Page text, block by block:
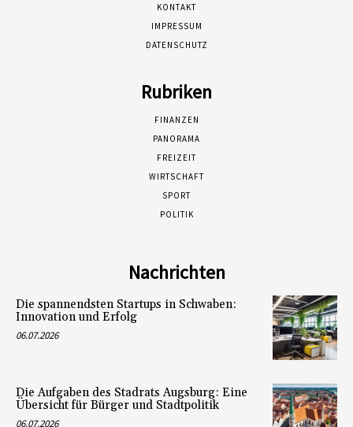
KONTAKT
IMPRESSUM
DATENSCHUTZ
Rubriken
FINANZEN
PANORAMA
FREIZEIT
WIRTSCHAFT
SPORT
POLITIK
Nachrichten
Die spannendsten Startups in Schwaben:
Innovation und Erfolg
06.07.2026
Die Aufgaben des Stadrats Augsburg: Eine
Übersicht für Bürger und Stadtpolitik
06.07.2026